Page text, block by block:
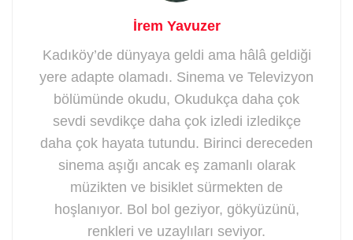
İrem Yavuzer
Kadıköy’de dünyaya geldi ama hâlâ geldiği
yere adapte olamadı. Sinema ve Televizyon
bölümünde okudu, Okudukça daha çok
sevdi sevdikçe daha çok izledi izledikçe
daha çok hayata tutundu. Birinci dereceden
sinema aşığı ancak eş zamanlı olarak
müzikten ve bisiklet sürmekten de
hoşlanıyor. Bol bol geziyor, gökyüzünü,
renkleri ve uzaylıları seviyor.